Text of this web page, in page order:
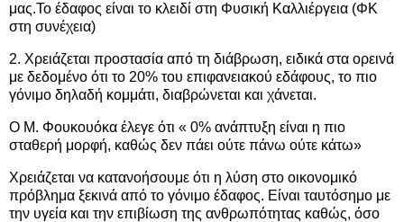
μας.Το έδαφος είναι το κλειδί στη Φυσική Καλλιέργεια (ΦΚ
στη συνέχεια)
2. Χρειάζεται προστασία από τη διάβρωση, ειδικά στα ορεινά
με δεδομένο ότι το 20% του επιφανειακού εδάφους, το πιο
γόνιμο δηλαδή κομμάτι, διαβρώνεται και χάνεται.
Ο Μ. Φουκουόκα έλεγε ότι « 0% ανάπτυξη είναι η πιο
σταθερή μορφή, καθώς δεν πάει ούτε πάνω ούτε κάτω»
Χρειάζεται να κατανοήσουμε ότι η λύση στο οικονομικό
πρόβλημα ξεκινά από το γόνιμο έδαφος. Είναι ταυτόσημο με
την υγεία και την επιβίωση της ανθρωπότητας καθώς, όσο